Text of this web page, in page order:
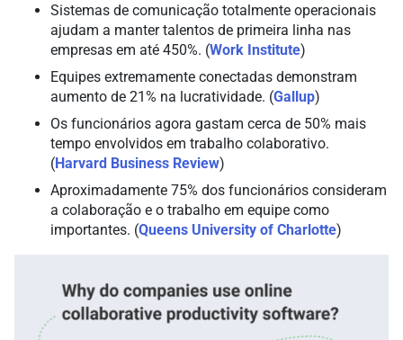
Sistemas de comunicação totalmente operacionais
ajudam a manter talentos de primeira linha nas
empresas em até 450%. (Work Institute)
Equipes extremamente conectadas demonstram
aumento de 21% na lucratividade. (Gallup)
Os funcionários agora gastam cerca de 50% mais
tempo envolvidos em trabalho colaborativo.
(Harvard Business Review)
Aproximadamente 75% dos funcionários consideram
a colaboração e o trabalho em equipe como
importantes. (Queens University of Charlotte)